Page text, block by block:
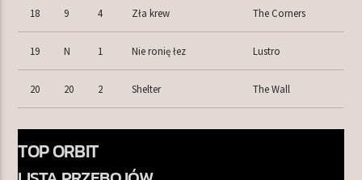
18 9 4 Zła krew The Corners
19 N 1 Nie ronię łez Lustro
20 20 2 Shelter The Wall
TOP ORBIT